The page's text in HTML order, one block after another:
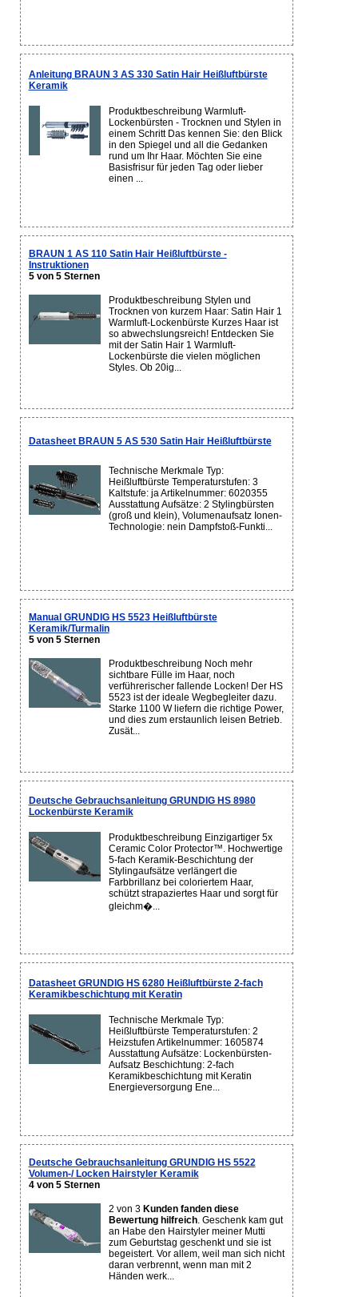
Anleitung BRAUN 3 AS 330 Satin Hair Heißluftbürste
Keramik
Produktbeschreibung Warmluft-
Lockenbürsten - Trocknen und Stylen in
einem Schritt Das kennen Sie: den Blick
in den Spiegel und all die Gedanken
rund um Ihr Haar. Möchten Sie eine
Basisfrisur für jeden Tag oder lieber
einen ...
BRAUN 1 AS 110 Satin Hair Heißluftbürste -
Instruktionen
5 von 5 Sternen
Produktbeschreibung Stylen und
Trocknen von kurzem Haar: Satin Hair 1
Warmluft-Lockenbürste Kurzes Haar ist
so abwechslungsreich! Entdecken Sie
mit der Satin Hair 1 Warmluft-
Lockenbürste die vielen möglichen
Styles. Ob 20ig...
Datasheet BRAUN 5 AS 530 Satin Hair Heißluftbürste
Technische Merkmale Typ:
Heißluftbürste Temperaturstufen: 3
Kaltstufe: ja Artikelnummer: 6020355
Ausstattung Aufsätze: 2 Stylingbürsten
(groß und klein), Volumenaufsatz Ionen-
Technologie: nein Dampfstoß-Funkti...
Manual GRUNDIG HS 5523 Heißluftbürste
Keramik/Turmalin
5 von 5 Sternen
Produktbeschreibung Noch mehr
sichtbare Fülle im Haar, noch
verführerischer fallende Locken! Der HS
5523 ist der ideale Wegbegleiter dazu.
Starke 1100 W liefern die richtige Power,
und dies zum erstaunlich leisen Betrieb.
Zusät...
Deutsche Gebrauchsanleitung GRUNDIG HS 8980
Lockenbürste Keramik
Produktbeschreibung Einzigartiger 5x
Ceramic Color Protector™. Hochwertige
5-fach Keramik-Beschichtung der
Stylingaufsätze verlängert die
Farbbrillanz bei coloriertem Haar,
schützt strapaziertes Haar und sorgt für
gleichm�...
Datasheet GRUNDIG HS 6280 Heißluftbürste 2-fach
Keramikbeschichtung mit Keratin
Technische Merkmale Typ:
Heißluftbürste Temperaturstufen: 2
Heizstufen Artikelnummer: 1605874
Ausstattung Aufsätze: Lockenbürsten-
Aufsatz Beschichtung: 2-fach
Keramikbeschichtung mit Keratin
Energieversorgung Ene...
Deutsche Gebrauchsanleitung GRUNDIG HS 5522
Volumen-/ Locken Hairstyler Keramik
4 von 5 Sternen
2 von 3 Kunden fanden diese
Bewertung hilfreich. Geschenk kam gut
an Habe den Hairstyler meiner Mutti
zum Geburtstag geschenkt und sie ist
begeistert. Vor allem, weil man sich nicht
daran verbrennt, wenn man mit 2
Händen werk...